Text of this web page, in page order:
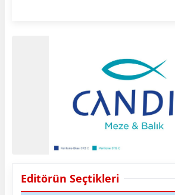
Editörün Seçtikleri